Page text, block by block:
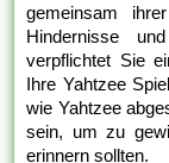
gemeinsam
Hindernisse
verpflichtet Sie
Ihre Yahtzee
wie Yahtzee
sein, um zu
erinnern sollten.